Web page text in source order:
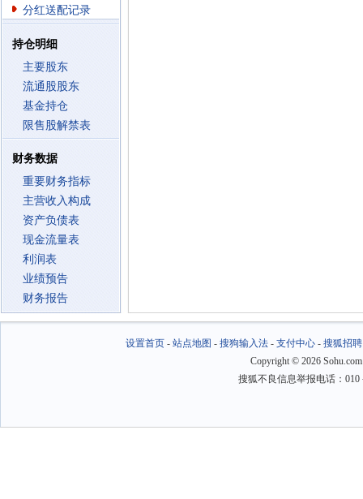
分红送配记录
持仓明细
主要股东
流通股股东
基金持仓
限售股解禁表
财务数据
重要财务指标
主营收入构成
资产负债表
现金流量表
利润表
业绩预告
财务报告
设置首页- 站点地图 - 搜狗输入法- 支付中心- 搜狐招聘
Copyright © 2026
搜狐不良信息举报电话：010